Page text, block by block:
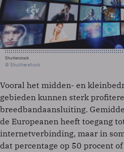
Shutterstock
© Shutterstock
Vooral het midden- en
gebieden kunnen sterk
breedbandaansluiting.
de Europeanen heeft toegang
internetverbinding, maar in
dat percentage op 50 procent